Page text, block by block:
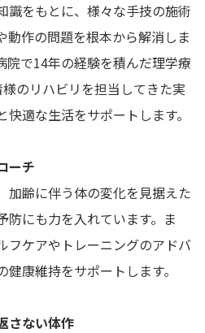
識をもとに、様々な手技の施術
動作の問題を根本から解消しま
院で14年の経験を積んだ理学療
のリハビリを担当してきた実
適な生活をサポートします。
ーチ
加齢に伴う体の変化を見据えた
防にも力を入れています。ま
フケアやトレーニングのアドバ
康維持をサポートします。
さない体作